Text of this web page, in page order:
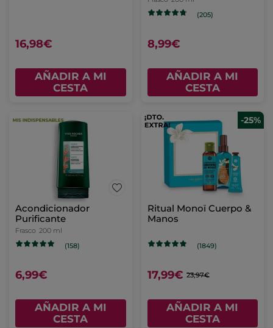
16,98€
AÑADIR A MI
CESTA
(205)
8,99€
AÑADIR A MI
CESTA
Acondicionador
Purificante
Frasco 200 ml
(158)
6,99€
AÑADIR A MI
CESTA
-25%
Ritual Monoï Cuerpo &
Manos
(1849)
17,99€ 23,97€
AÑADIR A MI
CESTA